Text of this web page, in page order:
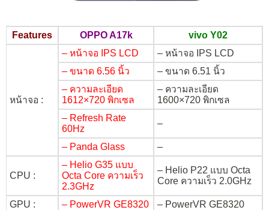
Features OPPO A17k vivo Y02
หน้าจอ :
– หน้าจอ IPS LCD
– หน้าจอ IPS LCD
– ขนาด 6.56 นิ้ว
– ขนาด 6.51 นิ้ว
– ความละเอียด
1612×720 พิกเซล
– ความละเอียด
1600×720 พิกเซล
– Refresh Rate
60Hz
–
– Panda Glass –
CPU :
– Helio G35 แบบ
Octa Core ความเร็ว
2.3GHz
– Helio P22 แบบ Octa
Core ความเร็ว 2.0GHz
GPU : – PowerVR GE8320 – PowerVR GE8320